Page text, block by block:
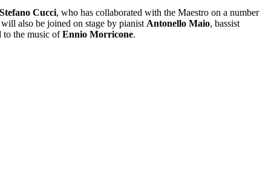
Stefano Cucci, who has collaborated with the Maestro on a number
also be joined on stage by pianist Antonello Maio, bassist
to the music ofEnnio Morricone.